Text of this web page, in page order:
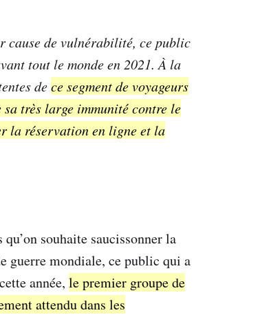
cause de vulnérabilité, ce public
tout le monde en 2021. À la
dece segment de voyageurs
très large immunité contre le
la réservation en ligne et la
souhaite saucissonner la
guerre mondiale, ce public qui a
année, le premier groupe de
attendu dans les